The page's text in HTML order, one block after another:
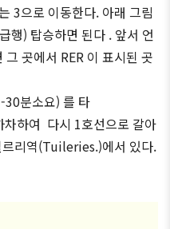
3으로 이동한다. 아래 그림
행) 탑승하면 된다 . 앞서 언
곳에서 RER 이 표시된 곳
30분소요) 를 타
하여 다시 1호선으로 갈아
리역(Tuileries.)에서 있다.